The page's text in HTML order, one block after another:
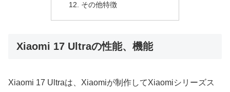
その他特徴
Xiaomi 17 Ultraの性能、機能
Xiaomi 17 Ultraは、Xiaomiが制作してXiaomiシリーズス